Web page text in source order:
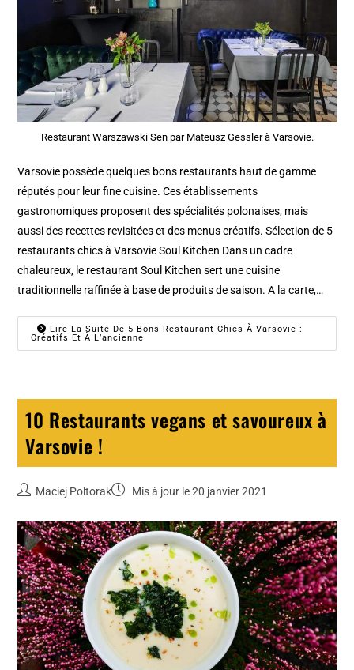
Restaurant Warszawski Sen par Mateusz Gessler à Varsovie.
Varsovie possède quelques bons restaurants haut de gamme
réputés pour leur fine cuisine. Ces établissements
gastronomiques proposent des spécialités polonaises, mais
aussi des recettes revisitées et des menus créatifs. Sélection de 5
restaurants chics à Varsovie Soul Kitchen Dans un cadre
chaleureux, le restaurant Soul Kitchen sert une cuisine
traditionnelle raffinée à base de produits de saison. A la carte,…
Lire La Suite De 5 Bons Restaurant Chics À Varsovie :
Créatifs Et À L’ancienne
10 Restaurants vegans et savoureux à
Varsovie !
Maciej Poltorak Mis à jour le 20 janvier 2021